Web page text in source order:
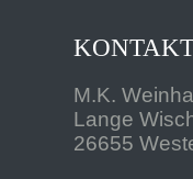
M.K.
Lange
26655